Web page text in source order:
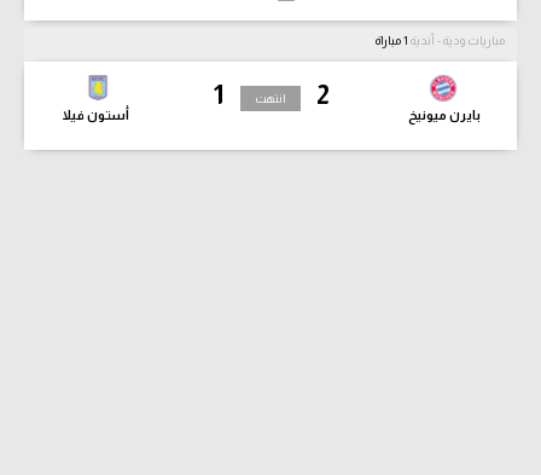
مباريات ودية - أندية
2
بايرن ميونيخ
1
أستون فيلا
انتهت